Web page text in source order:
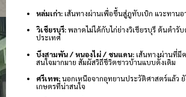
หล่มเก่า:เส้นทางผ่านเพื่อขึ้นสู่ภูทับเบิก แวะทานอ
วิเชียรบุรี:พลาดไม่ได้กับไก่ย่างวิเชียรบุรี ต้นตำรั
ประเทศ
บึงสามพัน / หนองไผ่ / ชนแดน:เส้นทางผ่านที่มี
สนใจมากมาย สัมผัสวิถีชีวิตชาวบ้านแบบดั้งเดิม
ศรีเทพ:นอกเหนือจากอุทยานประวัติศาสตร์แล้ว ยั
เกษตรที่น่าสนใจ